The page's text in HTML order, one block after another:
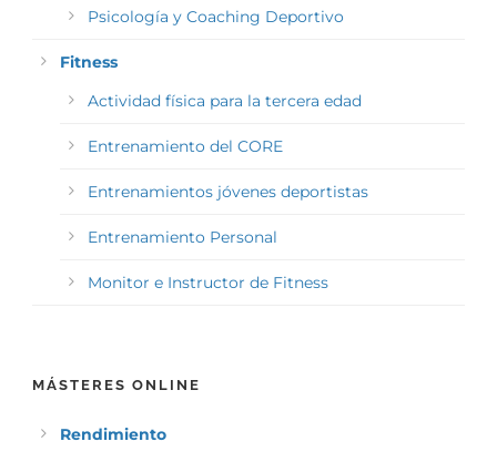
Psicología y Coaching Deportivo
Fitness
Actividad física para la tercera edad
Entrenamiento del CORE
Entrenamientos jóvenes deportistas
Entrenamiento Personal
Monitor e Instructor de Fitness
MÁSTERES ONLINE
Rendimiento